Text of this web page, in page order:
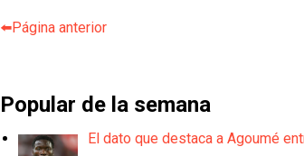
⬅️Página anterior
Popular de la semana
El dato que destaca a Agoumé